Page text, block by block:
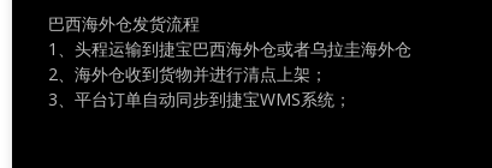
巴西海外仓发货流程
1、头程运输到捷宝巴西海外仓或者乌拉圭海外仓
2、海外仓收到货物并进行清点上架；
3、平台订单自动同步到捷宝WMS系统；